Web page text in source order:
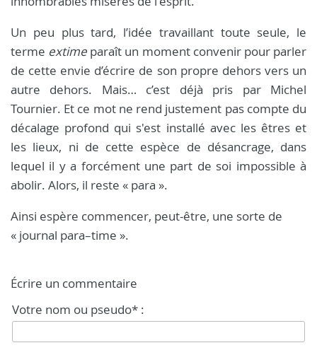
Un peu plus tard, l’idée travaillant toute seule, le
terme extime paraît un moment convenir pour parler
de cette envie d’écrire de son propre dehors vers un
autre dehors. Mais… c’est déjà pris par Michel
Tournier. Et ce mot ne rend justement pas compte du
décalage profond qui s'est installé avec les êtres et
les lieux, ni de cette espèce de désancrage, dans
lequel il y a forcément une part de soi impossible à
abolir. Alors, il reste « para ».
Ainsi espère commencer, peut-être, une sorte de
« journal para–time ».
Écrire un commentaire
Votre nom ou pseudo* :